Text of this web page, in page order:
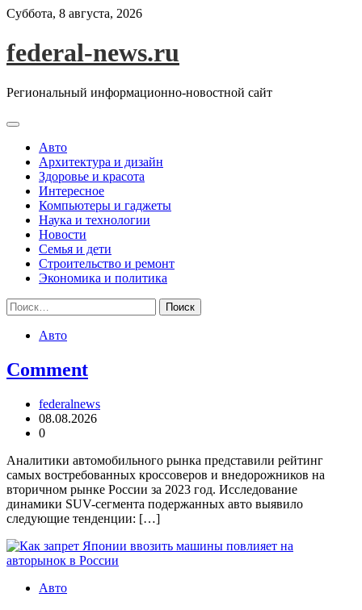
Skip
content
Суббота, 8 августа, 2026
federal-news.ru
Региональный информационно-новостной сайт
Авто
Архитектура и дизайн
Здоровье и красота
Интересное
Компьютеры и гаджеты
Наука и технологии
Новости
Семья и дети
Строительство и ремонт
Экономика и политика
Найти:
Авто
Comment
federalnews
08.08.2026
0
Аналитики автомобильного рынка представили рейтинг
самых востребованных кроссоверов и внедорожников на
вторичном рынке России за 2023 год. Исследование
динамики SUV-сегмента подержанных авто выявило
следующие тенденции: […]
Авто